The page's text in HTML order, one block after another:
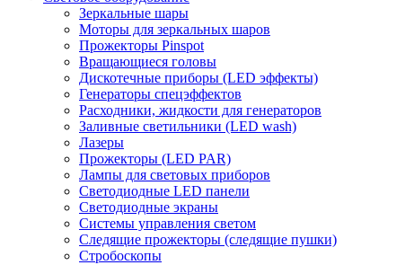
Зеркальные шары
Моторы для зеркальных шаров
Прожекторы Pinspot
Вращающиеся головы
Дискотечные приборы (LED эффекты)
Генераторы спецэффектов
Расходники, жидкости для генераторов
Заливные светильники (LED wash)
Лазеры
Прожекторы (LED PAR)
Лампы для световых приборов
Светодиодные LED панели
Светодиодные экраны
Системы управления светом
Следящие прожекторы (следящие пушки)
Стробоскопы